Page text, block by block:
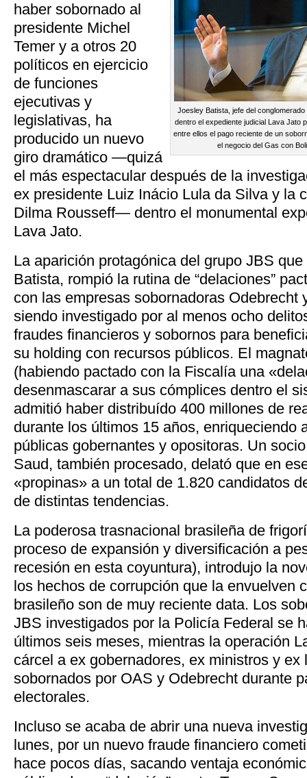
Joesley Batista, jefe del
dentro el expediente judicial Lava Jato
entre ellos el pago reciente de un
el negocio del Gas con
haber sobornado al
presidente Michel
Temer y a otros 20
políticos en ejercicio
de funciones
ejecutivas y
legislativas, ha
producido un nuevo
giro dramático —quizá
el más espectacular después de la
ex presidente Luiz Inácio Lula da Silva y la
Dilma Rousseff— dentro el monumental
Lava Jato.
La aparición protagónica del grupo JBS
Batista, rompió la rutina de “delaciones”
con las empresas sobornadoras Odebrecht
siendo investigado por al menos ocho
fraudes financieros y sobornos para
su holding con recursos públicos. El
(habiendo pactado con la Fiscalía una
desenmascarar a sus cómplices dentro el
admitió haber distribuído 400 millones de
durante los últimos 15 años, enriqueciendo
públicas gobernantes y opositoras. Un
Saud, también procesado, delató que en
«propinas» a un total de 1.820 candidatos
de distintas tendencias.
La poderosa trasnacional brasileña de
proceso de expansión y diversificación a
recesión en esta coyuntura), introdujo la
los hechos de corrupción que la envuelven
brasileño son de muy reciente data. Los
JBS investigados por la Policía Federal se
últimos seis meses, mientras la operación
cárcel a ex gobernadores, ex ministros y ex
sobornados por OAS y Odebrecht durante
electorales.
Incluso se acaba de abrir una nueva
lunes, por un nuevo fraude financiero
hace pocos días, sacando ventaja